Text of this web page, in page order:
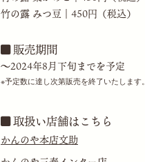
竹の露 みつ豆｜450円（税込）
販売期間
〜2024年8月下旬までを予定
※予定数に達し次第販売を終了いたします。
取扱い店舗はこちら
かんのや本店文助